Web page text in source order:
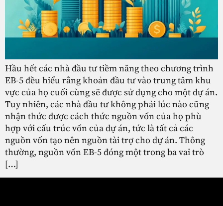
Hầu hết các nhà đầu tư tiềm năng theo chương trình
EB-5 đều hiểu rằng khoản đầu tư vào trung tâm khu
vực của họ cuối cùng sẽ được sử dụng cho một dự án.
Tuy nhiên, các nhà đầu tư không phải lúc nào cũng
nhận thức được cách thức nguồn vốn của họ phù
hợp với cấu trúc vốn của dự án, tức là tất cả các
nguồn vốn tạo nên nguồn tài trợ cho dự án. Thông
thường, nguồn vốn EB-5 đóng một trong ba vai trò
[…]